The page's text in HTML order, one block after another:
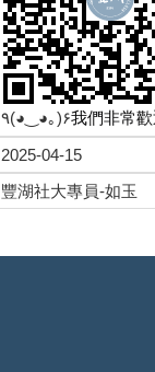
٩(◕‿◕｡)۶我們非常
2025-04-15
豐湖社大專員-如玉